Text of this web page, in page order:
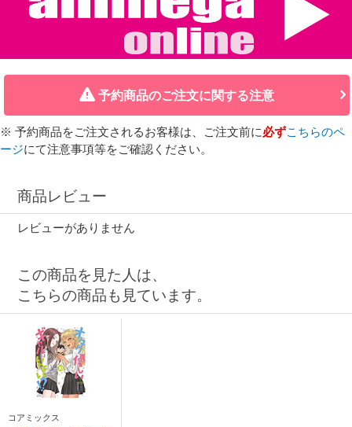
予約商品のご注文に関する注意
※ 予約商品をご注文されるお客様は、ご注文前に必ずこちらのペ
ージにて注意事項等をご確認ください。
商品レビュー
レビューがありません
この商品を見た人は、
こちらの商品も見ています。
コアミックス